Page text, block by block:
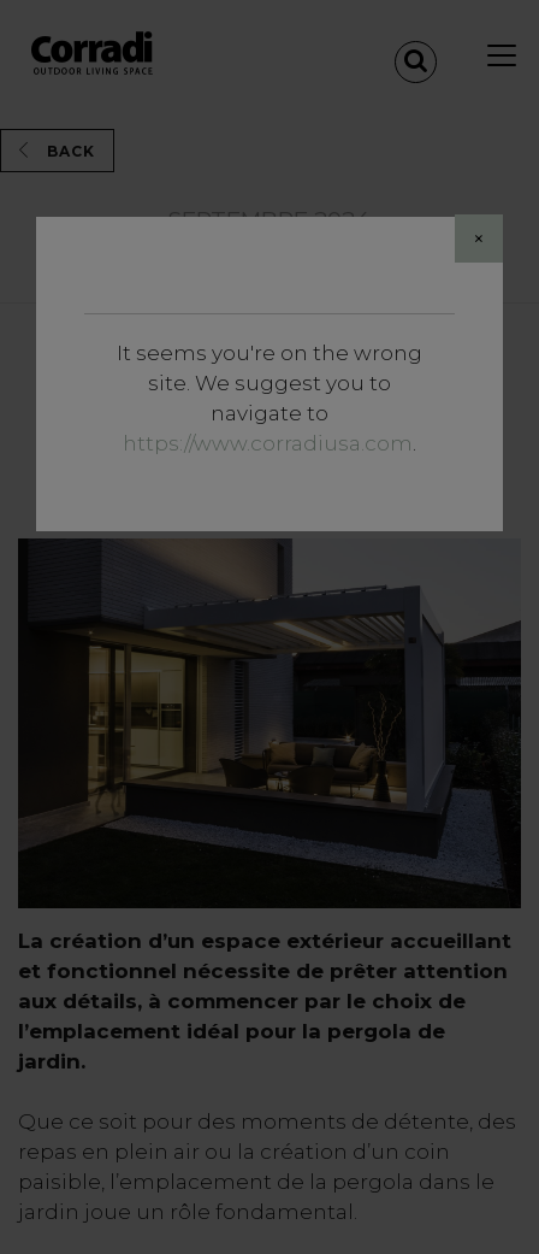
×
It seems you're on the wrong
site. We suggest you to
navigate to
https://www.corradiusa.com.
BACK
SEPTEMBRE 2024
Approfondissements
Où placer la pergola dans le
jardin ? Conseils pratiques
La création d’un espace extérieur accueillant
et fonctionnel nécessite de prêter attention
aux détails, à commencer par le choix de
l’emplacement idéal pour la pergola de
jardin.
Que ce soit pour des moments de détente, des
repas en plein air ou la création d’un coin
paisible, l’emplacement de la pergola dans le
jardin joue un rôle fondamental.